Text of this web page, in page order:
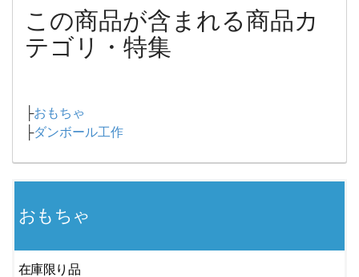
この商品が含まれる商品カ
テゴリ・特集
├おもちゃ
├ダンボール工作
おもちゃ
在庫限り品